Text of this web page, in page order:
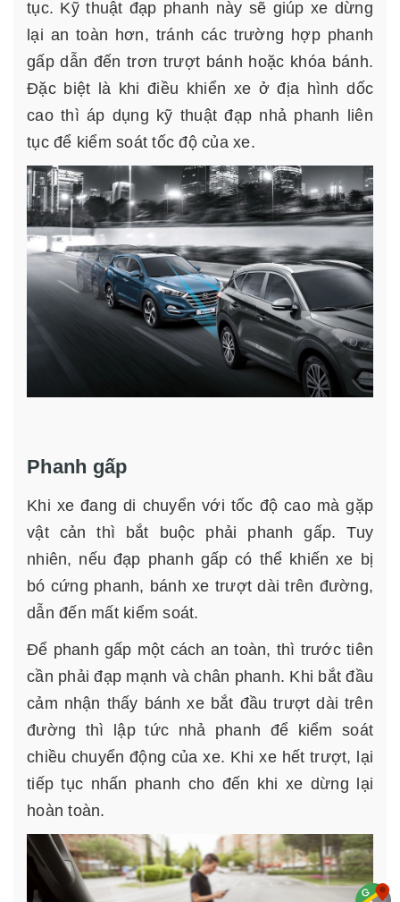
tục. Kỹ thuật đạp phanh này sẽ giúp xe dừng
lại an toàn hơn, tránh các trường hợp phanh
gấp dẫn đến trơn trượt bánh hoặc khóa bánh.
Đặc biệt là khi điều khiển xe ở địa hình dốc
cao thì áp dụng kỹ thuật đạp nhả phanh liên
tục để kiểm soát tốc độ của xe.
Phanh gấp
Khi xe đang di chuyển với tốc độ cao mà gặp
vật cản thì bắt buộc phải phanh gấp. Tuy
nhiên, nếu đạp phanh gấp có thể khiến xe bị
bó cứng phanh, bánh xe trượt dài trên đường,
dẫn đến mất kiểm soát.
Để phanh gấp một cách an toàn, thì trước tiên
cần phải đạp mạnh và chân phanh. Khi bắt đầu
cảm nhận thấy bánh xe bắt đầu trượt dài trên
đường thì lập tức nhả phanh để kiểm soát
chiều chuyển động của xe. Khi xe hết trượt, lại
tiếp tục nhấn phanh cho đến khi xe dừng lại
hoàn toàn.